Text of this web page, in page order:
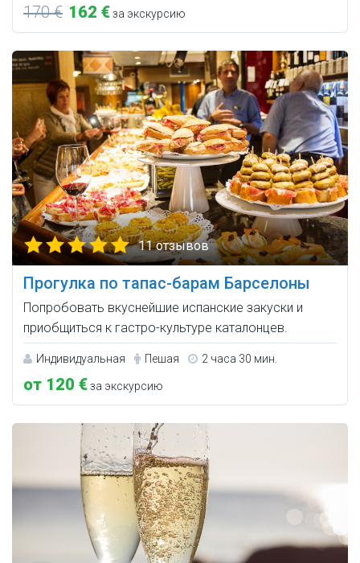
170 € 162 €за экскурсию
11 отзывов
Прогулка по тапас-барам Барселоны
Попробовать вкуснейшие испанские закуски и
приобщиться к гастро-культуре каталонцев.
Индивидуальная Пешая 2 часа 30 мин.
от 120 €за экскурсию